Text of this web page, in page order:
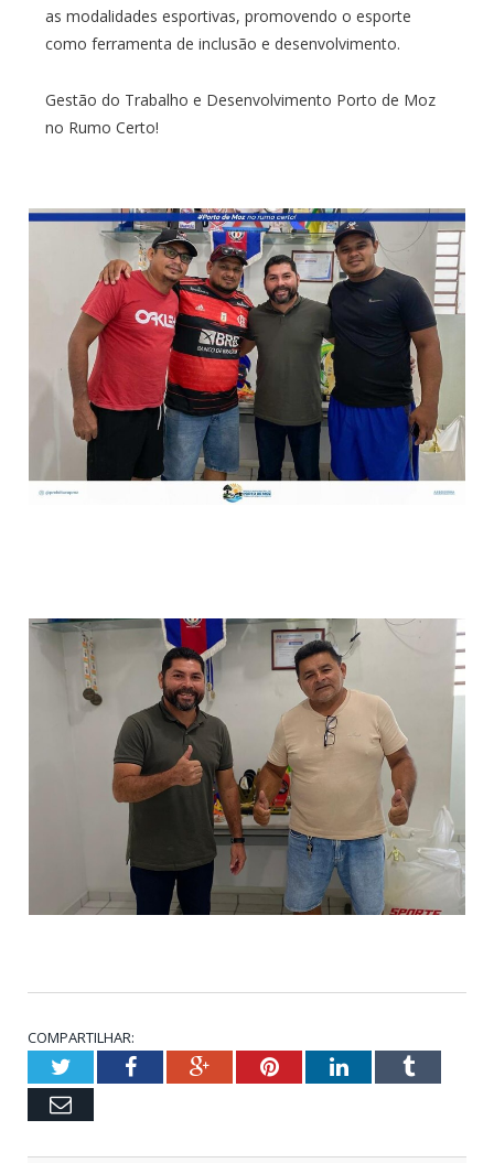
as modalidades esportivas, promovendo o esporte
como ferramenta de inclusão e desenvolvimento.
Gestão do Trabalho e Desenvolvimento Porto de Moz
no Rumo Certo!
COMPARTILHAR:
TwitterFacebookGoogle+PinterestLinkedInTumblr
Email